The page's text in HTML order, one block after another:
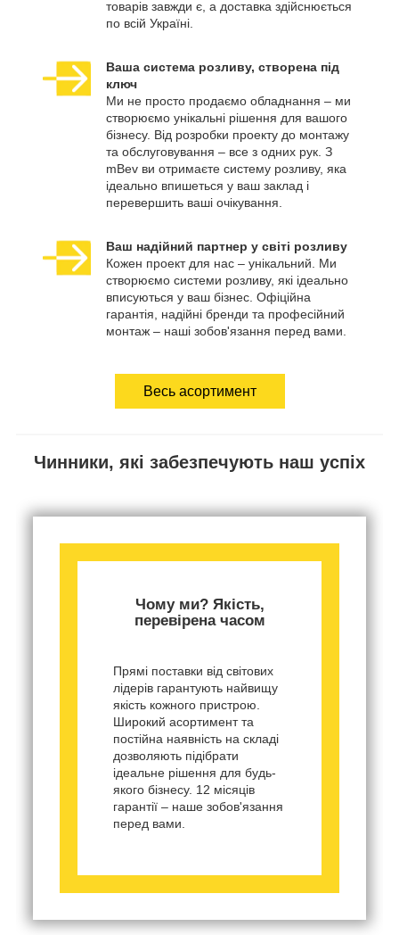
товарів завжди є, а доставка здійснюється
по всій Україні.
Ваша система розливу, створена під
ключ
Ми не просто продаємо обладнання – ми
створюємо унікальні рішення для вашого
бізнесу. Від розробки проекту до монтажу
та обслуговування – все з одних рук. З
mBev ви отримаєте систему розливу, яка
ідеально впишеться у ваш заклад і
перевершить ваші очікування.
Ваш надійний партнер у світі розливу
Кожен проект для нас – унікальний. Ми
створюємо системи розливу, які ідеально
вписуються у ваш бізнес. Офіційна
гарантія, надійні бренди та професійний
монтаж – наші зобов'язання перед вами.
Весь асортимент
Чинники, які забезпечують наш успіх
Чому ми? Якість,
перевірена часом
Прямі поставки від світових
лідерів гарантують найвищу
якість кожного пристрою.
Широкий асортимент та
постійна наявність на складі
дозволяють підібрати
ідеальне рішення для будь-
якого бізнесу. 12 місяців
гарантії – наше зобов'язання
перед вами.